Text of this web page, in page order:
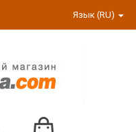
Язык (RU)